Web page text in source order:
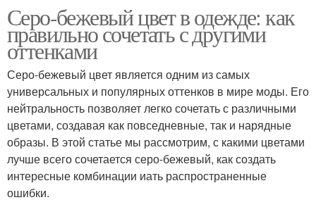
Серо-бежевый цвет в одежде: как
правильно сочетать с другими
оттенками
Серо-бежевый цвет является одним из самых
универсальных и популярных оттенков в мире моды. Его
нейтральность позволяет легко сочетать с различными
цветами, создавая как повседневные, так и нарядные
образы. В этой статье мы рассмотрим, с какими цветами
лучше всего сочетается серо-бежевый, как создать
интересные комбинации иать распространенные
ошибки.